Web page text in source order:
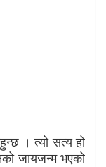
। त्यो सत्य हो
जायजन्म भएको